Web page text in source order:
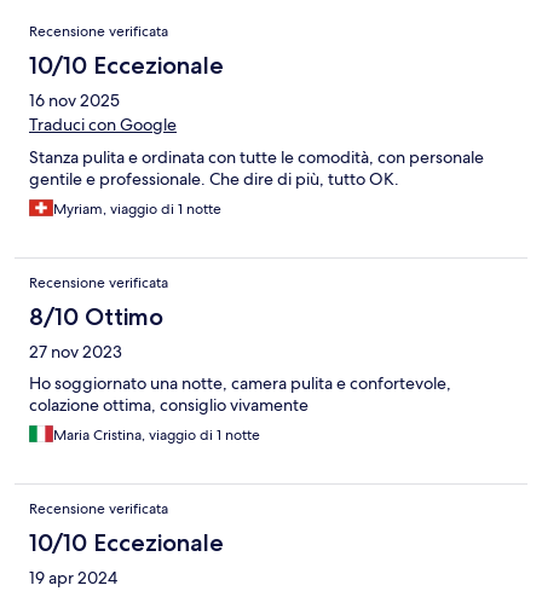
Recensioni
Recensione verificata
10/10 Eccezionale
16 nov 2025
Traduci con Google
Stanza pulita e ordinata con tutte le comodità, con personale
gentile e professionale. Che dire di più, tutto OK.
Myriam, viaggio di 1 notte
Recensione verificata
8/10 Ottimo
27 nov 2023
Ho soggiornato una notte, camera pulita e confortevole,
colazione ottima, consiglio vivamente
Maria Cristina, viaggio di 1 notte
Recensione verificata
10/10 Eccezionale
19 apr 2024